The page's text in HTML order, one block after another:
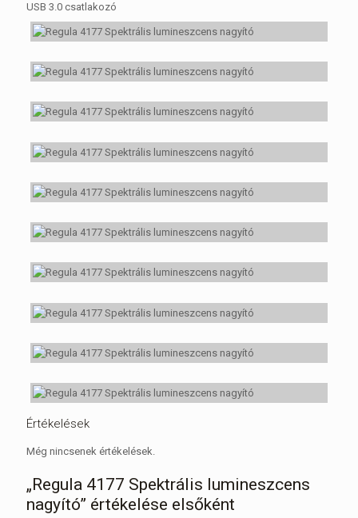
USB 3.0 csatlakozó
Értékelések
Még nincsenek értékelések.
„Regula 4177 Spektrális lumineszcens
nagyító” értékelése elsőként